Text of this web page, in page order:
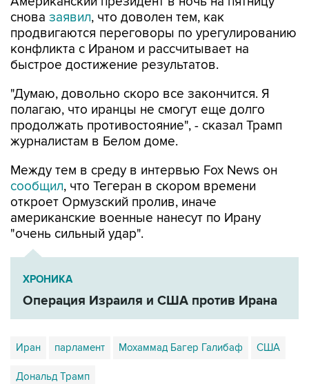
снова заявил, что доволен тем, как
продвигаются переговоры по урегулированию
конфликта с Ираном и рассчитывает на
быстрое достижение результатов.
"Думаю, довольно скоро все закончится. Я
полагаю, что иранцы не смогут еще долго
продолжать противостояние", - сказал Трамп
журналистам в Белом доме.
Между тем в среду в интервью Fox News он
сообщил, что Тегеран в скором времени
откроет Ормузский пролив, иначе
американские военные нанесут по Ирану
"очень сильный удар".
ХРОНИКА
Операция Израиля и США против Ирана
Иран парламент Мохаммад Багер Галибаф США
Дональд Трамп